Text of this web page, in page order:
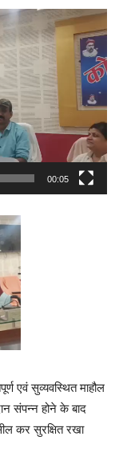
00:05
एवं सुव्यवस्थित माहौल
संपन्न होने के बाद
कर सुरक्षित रखा